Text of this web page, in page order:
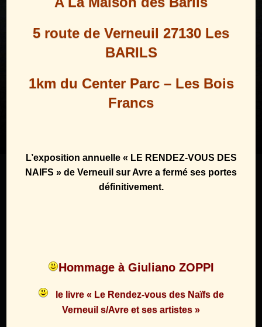
5 route de Verneuil 27130 Les
BARILS
1km du Center Parc – Les Bois
Francs
L’exposition annuelle « LE RENDEZ-VOUS DES
NAIFS » de Verneuil sur Avre a fermé ses portes
définitivement.
Hommage à Giuliano ZOPPI
le livre « Le Rendez-vous des Naïfs de
Verneuil s/Avre et ses artistes »